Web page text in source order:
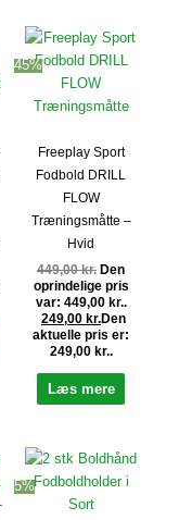
45%
Freeplay Sport
Fodbold DRILL
FLOW
Træningsmåtte –
Hvid
449,00kr. Den
oprindelige pris
var: 449,00 kr..
249,00 kr.Den
aktuelle pris er:
249,00 kr..
Læs mere
5%